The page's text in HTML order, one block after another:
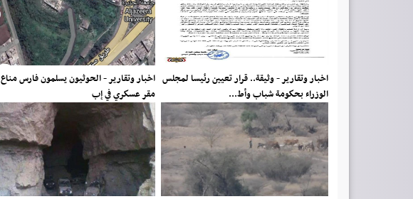
اخبار وتقارير - وثيقة.. قرار تعيين رئيسا لمجلس
الوزراء بحكومة شباب وأط...
اخبار وتقارير - الحوثيون يسلمون فارس مناع
مقر عسكري في إب